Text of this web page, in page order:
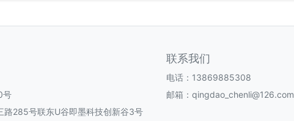
号
路285号联东U谷即墨科技创新谷3号
联系我们
电话：13869885308
邮箱：qingdao_chenli@126.com